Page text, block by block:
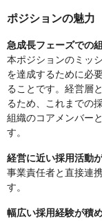
ポジションの魅力
急成長フェーズでの
本ポジションのミッ
を達成するために必
ることです。経営層
るため、これまでの
組織のコアメンバー
す。
経営に近い採用活動
事業責任者と直接連
す。
幅広い採用経験が積